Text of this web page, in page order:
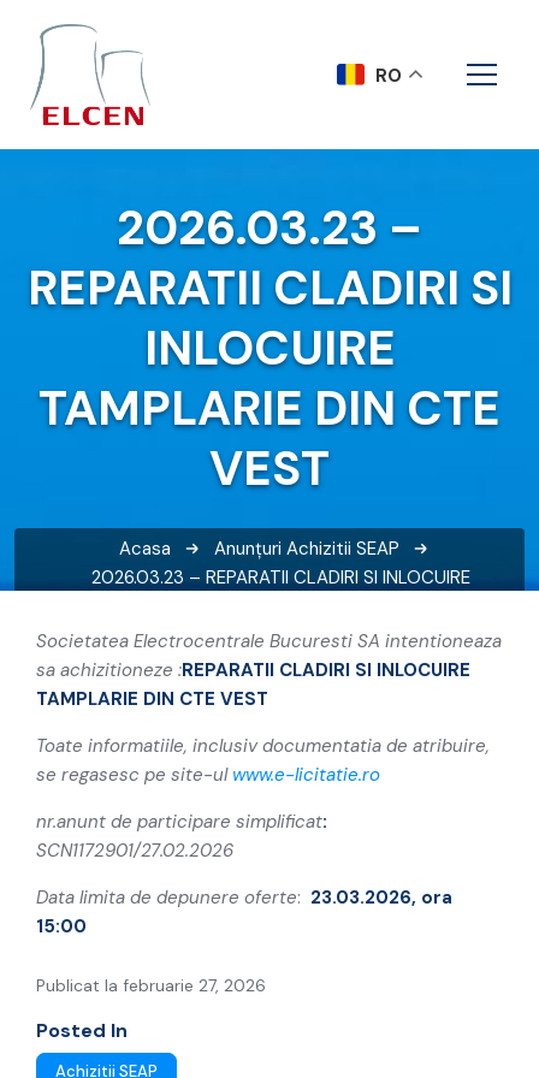
2026.03.23 –
REPARATII CLADIRI SI
INLOCUIRE
TAMPLARIE DIN CTE
VEST
Acasa Anunțuri Achizitii SEAP
2026.03.23 – REPARATII CLADIRI SI INLOCUIRE
Societatea Electrocentrale Bucuresti SA intentioneaza
sa achizitioneze :REPARATII CLADIRI SI INLOCUIRE
TAMPLARIE DIN CTE VEST
Toate informatiile, inclusiv documentatia de atribuire,
se regasesc pe site-ul www.e-licitatie.ro
nr.anunt de participare simplificat:
SCN1172901/27.02.2026
Data limita de depunere oferte: 23.03.2026, ora
15:00
Publicat la februarie 27, 2026
Posted In
Achizitii SEAP
RO